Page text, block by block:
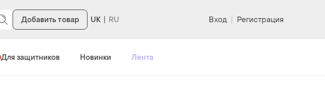
Добавить товар UK Вход | Регистрация
Для защитников Новинки Лента